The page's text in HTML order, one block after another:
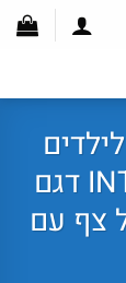
בצבעי כתום וירוק מבית INTEX דגם
צף עם